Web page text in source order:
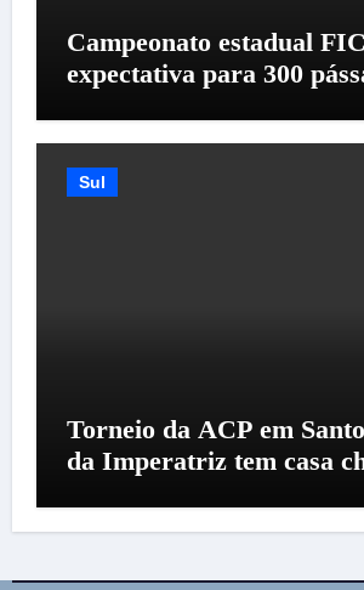
Campeonato estadual
expectativa para 300
Sul
Torneio da ACP em
da Imperatriz tem casa